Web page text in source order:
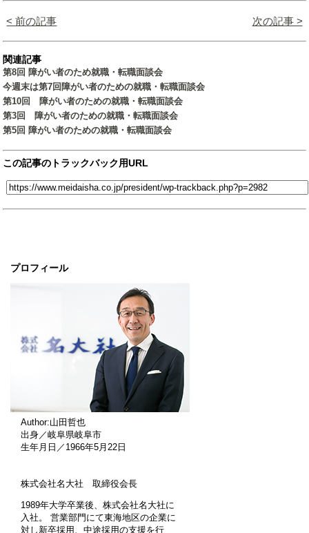
プロフィール
Author:山田哲也
出身／岐阜県岐阜市
生年月日／1966年5月22日
株式会社名大社 取締役会長
1989年大学卒業後、株式会社名大社に
入社。 営業部門にて東海地区の企業に
対し新卒採用、中途採用の支援を行
< 前の記事 次の記事 >
関連記事
第8回 障がい者のため就職・転職面談会
今週末は第7回障がい者のための就職・転職面談会
第10回 障がい者のための就職・転職面談会
第3回 障がい者のための就職・転職面談会
第5回 障がい者のための就職・転職面談会
この記事のトラックバック用URL